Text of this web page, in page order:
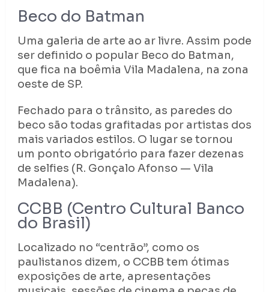
Beco do Batman
Uma galeria de arte ao ar livre. Assim pode
ser definido o popular Beco do Batman,
que fica na boêmia Vila Madalena, na zona
oeste de SP.
Fechado para o trânsito, as paredes do
beco são todas grafitadas por artistas dos
mais variados estilos. O lugar se tornou
um ponto obrigatório para fazer dezenas
de selfies (R. Gonçalo Afonso — Vila
Madalena).
CCBB (Centro Cultural Banco
do Brasil)
Localizado no “centrão”, como os
paulistanos dizem, o CCBB tem ótimas
exposições de arte, apresentações